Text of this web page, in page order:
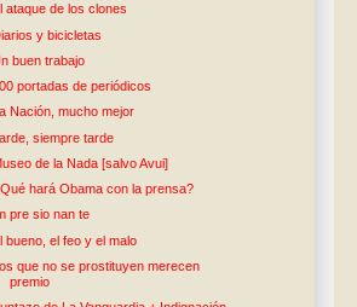
ataque de los clones
y bicicletas
buen trabajo
portadas de periódicos
La Nación, mucho mejor
siempre tarde
de la Nada [salvo Avui]
hará Obama con la prensa?
pre sio nan te
bueno, el feo y el malo
que no se prostituyen merecen
premio